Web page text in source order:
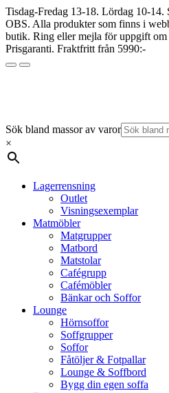
Tisdag-Fredag 13-18. Lördag 10-14.
OBS. Alla produkter som finns i
butik. Ring eller mejla för uppgift om
Prisgaranti. Fraktfritt från 5990:-
Sök bland massor av varor
×
Lagerrensning
Outlet
Visningsexemplar
Matmöbler
Matgrupper
Matbord
Matstolar
Cafégrupp
Cafémöbler
Bänkar och Soffor
Lounge
Hörnsoffor
Soffgrupper
Soffor
Fåtöljer & Fotpallar
Lounge & Soffbord
Bygg din egen soffa